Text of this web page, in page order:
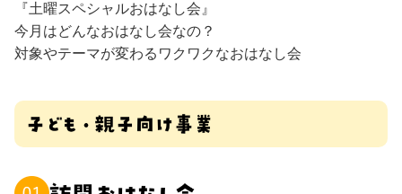
『土曜スペシャルおはなし会』
今月はどんなおはなし会なの？
対象やテーマが変わるワクワクなおはなし会